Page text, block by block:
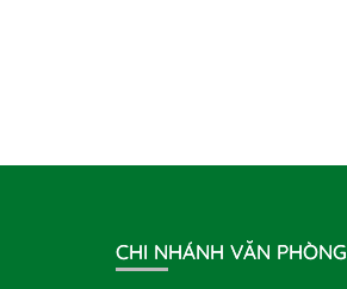
CHI NHÁNH VĂN PHÒNG